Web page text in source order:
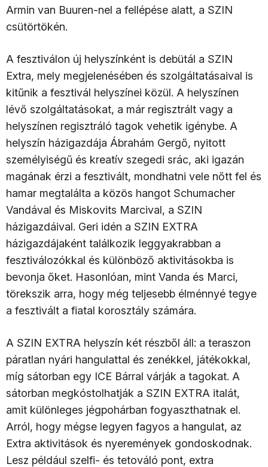
Armin van Buuren-nel a fellépése alatt, a SZIN
csütörtökén.
A fesztiválon új helyszínként is debütál a SZIN
Extra, mely megjelenésében és szolgáltatásaival is
kitűnik a fesztivál helyszínei közül. A helyszínen
lévő szolgáltatásokat, a már regisztrált vagy a
helyszínen regisztráló tagok vehetik igénybe. A
helyszín házigazdája Ábrahám Gergő, nyitott
személyiségű és kreatív szegedi srác, aki igazán
magának érzi a fesztivált, mondhatni vele nőtt fel és
hamar megtalálta a közös hangot Schumacher
Vandával és Miskovits Marcival, a SZIN
házigazdáival. Geri idén a SZIN EXTRA
házigazdájaként találkozik leggyakrabban a
fesztiválozókkal és különböző aktivitásokba is
bevonja őket. Hasonlóan, mint Vanda és Marci,
törekszik arra, hogy még teljesebb élménnyé tegye
a fesztivált a fiatal korosztály számára.
A SZIN EXTRA helyszín két részből áll: a teraszon
páratlan nyári hangulattal és zenékkel, játékokkal,
míg sátorban egy ICE Bárral várják a tagokat. A
sátorban megkóstolhatják a SZIN EXTRA italát,
amit különleges jégpohárban fogyaszthatnak el.
Arról, hogy mégse legyen fagyos a hangulat, az
Extra aktivitások és nyeremények gondoskodnak.
Lesz például szelfi- és tetováló pont, extra